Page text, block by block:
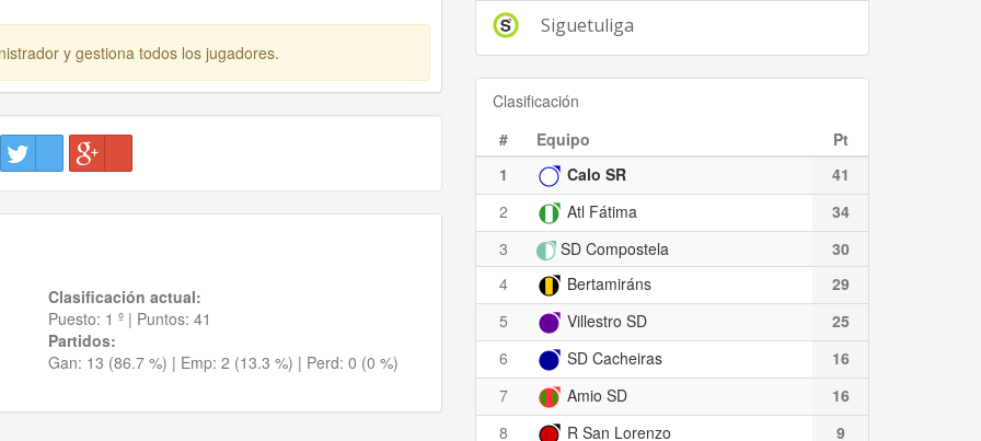
y gestiona todos los jugadores.
Clasificación actual:
Puesto: 1 º | Puntos: 41
Partidos:
Gan: 13 (86.7 %) | Emp: 2 (13.3 %) | Perd: 0 (0 %)
Siguetuliga
Clasificación
#
Equipo
Pt
1
Calo SR
41
2
Atl Fátima
34
3
SD Compostela
30
4
Bertamiráns
29
5
Villestro SD
25
6
SD Cacheiras
16
7
Amio SD
16
8
R San Lorenzo 9